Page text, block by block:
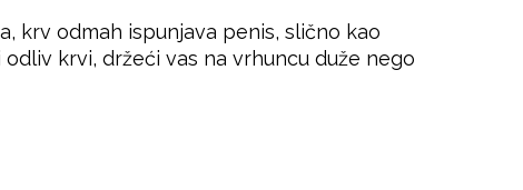
krv odmah ispunjava penis, slično kao
krvi, držeći vas na vrhuncu duže nego